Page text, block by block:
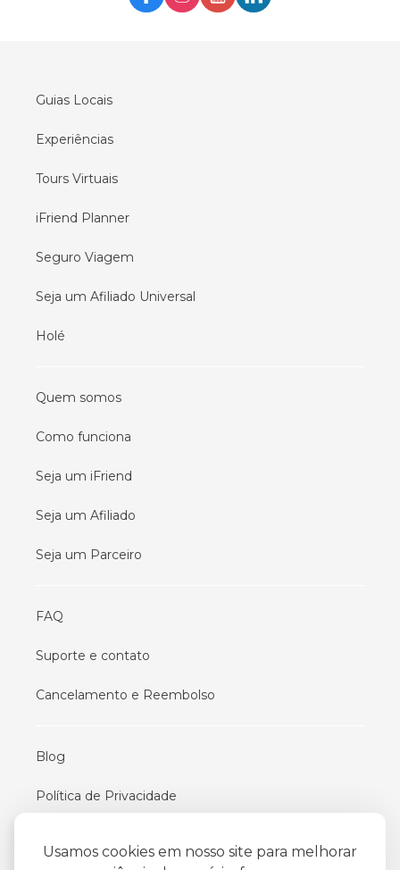
Usamos cookies em nosso site para melhorar
Guias Locais
Experiências
Tours Virtuais
iFriend Planner
Seguro Viagem
Seja um Afiliado Universal
Holé
Quem somos
Como funciona
Seja um iFriend
Seja um Afiliado
Seja um Parceiro
FAQ
Suporte e contato
Cancelamento e Reembolso
Blog
Política de Privacidade